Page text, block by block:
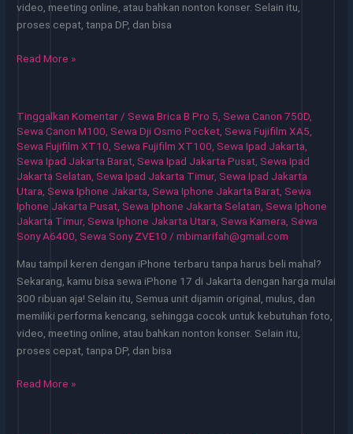
video, meeting online, atau bahkan nonton konser. Selain itu,
proses cepat, tanpa DP, dan bisa
Sewa
Praktis
untuk
Bisnis
Digital
Read More »
Tinggalkan Komentar / Sewa Brica B Pro 5 Sewa Canon 750D
Sewa Canon M100 Sewa Dji Osmo Pocket Sewa Fujifilm XA5
Sewa Fujifilm XT10 Sewa Fujifilm XT100 Sewa Ipad Jakarta
Sewa Ipad Jakarta Barat Sewa Ipad Jakarta Pusat Sewa Ipad
Jakarta Selatan Sewa Ipad Jakarta Timur, Sewa Ipad Jakarta
Utara Sewa Iphone Jakarta Sewa Iphone Jakarta Barat Sewa
Iphone Jakarta Pusat Sewa Iphone Jakarta Selatan Sewa Iphone
Jakarta Timur, Sewa Iphone Jakarta Utara Sewa Kamera Sewa
Sony A6400 Sewa Sony ZVE10 /mbimarifah@gmail.com
Mau tampil keren dengan iPhone terbaru tanpa harus beli mahal?
Sekarang, kamu bisa sewa iPhone 17 di Jakarta dengan harga mulai
300 ribuan aja! Selain itu, Semua unit dijamin original, mulus, dan
memiliki performa kencang, sehingga cocok untuk kebutuhan foto,
video, meeting online, atau bahkan nonton konser. Selain itu,
proses cepat, tanpa DP, dan bisa
Sewa
Read More »